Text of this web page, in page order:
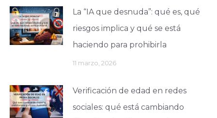
La “IA que desnuda”: qué es, qué
riesgos implica y qué se está
haciendo para prohibirla
11 marzo, 2026
Verificación de edad en redes
sociales: qué está cambiando